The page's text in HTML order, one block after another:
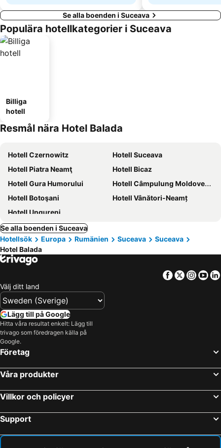
Se alla boenden i Suceava
Populära hotellkategorier i Suceava
Billiga
hotell
Resmål nära Hotel Balada
Hotell Czernowitz
Hotell Suceava
Hotell Piatra Neamţ
Hotell Bicaz
Hotell Gura Humorului
Hotell Câmpulung Moldovenesc
Hotell Botoşani
Hotell Vânători-Neamț
Hotell Ungureni
Se alla boenden i Suceava
Hotellsök
Europa Rumänien Suceava
Suceava
Hotel Balada
Facebook
Twitter
Välj ditt land
Lägg till på Google
Hitta våra resultat enkelt: Lägg till
trivago som föredragen källa på
Google.
Företag
Våra produkter
Villkor och policyer
Support